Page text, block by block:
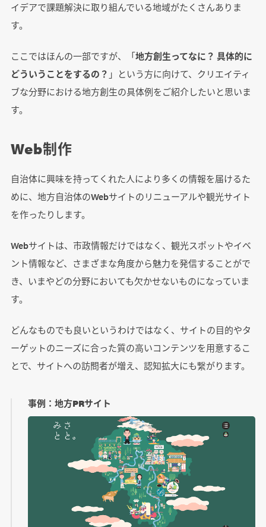
イデアで課題解決に取り組んでいる地域がたくさんありま
す。
ここではほんの一部ですが、「地方創生ってなに？ 具体的に
どういうことをするの？ 」という方に向けて、クリエイティ
ブな分野における地方創生の具体例をご紹介したいと思いま
す。
Web制作
自治体に興味を持ってくれた人により多くの情報を届けるた
めに、地方自治体のWebサイトのリニューアルや観光サイト
を作ったりします。
Webサイトは、市政情報だけではなく、観光スポットやイベ
ント情報など、さまざまな角度から魅力を発信することがで
き、いまやどの分野においても欠かせないものになっていま
す。
どんなものでも良いというわけではなく、サイトの目的やタ
ーゲットのニーズに合った質の高いコンテンツを用意するこ
とで、サイトへの訪問者が増え、認知拡大にも繋がります。
事例：地方PRサイト